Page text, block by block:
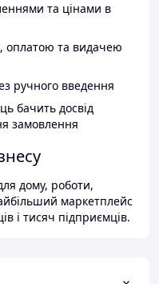
та цінами в
оплатою та видачею
ручного введення
бачить досвід
замовлення
дому, роботи,
маркетплейс
і тисяч підприємців.